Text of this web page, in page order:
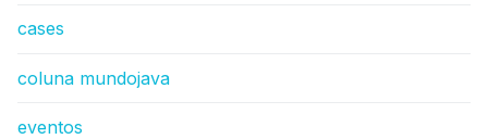
cases
coluna mundojava
eventos